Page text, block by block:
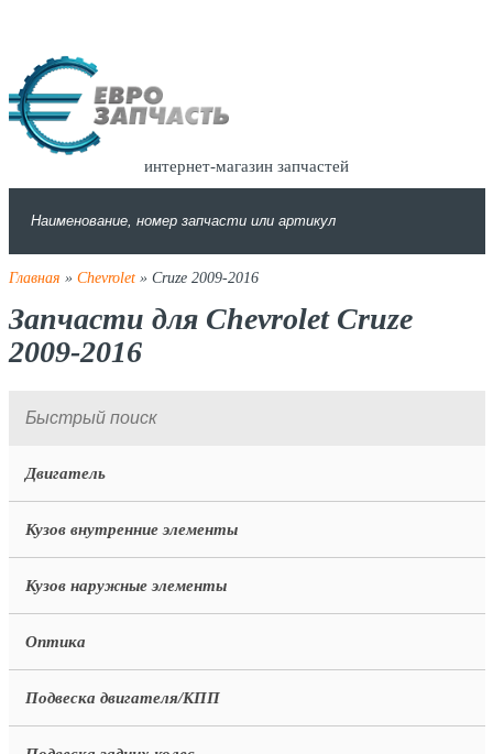
интернет-магазин запчастей
Главная » Chevrolet» Cruze 2009-2016
Запчасти для Chevrolet Cruze
2009-2016
Двигатель
Кузов внутренние элементы
Кузов наружные элементы
Оптика
Подвеска двигателя/КПП